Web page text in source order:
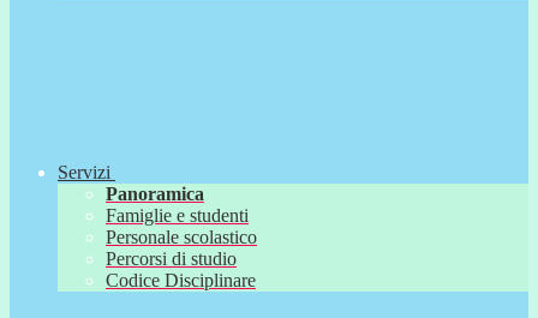
Servizi
Panoramica
Famiglie e studenti
Personale scolastico
Percorsi di studio
Codice Disciplinare